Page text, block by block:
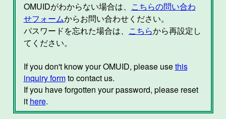
OMUIDがわからない場合は、
こちらの問い合わ
せフォームからお問い合わせください。
パスワードを忘れた場合は、
こちらから再設定し
てください。
If you don't know your OMUID, please usethis
inquiry formto contact us.
If you have forgotten your password, please reset
it here.